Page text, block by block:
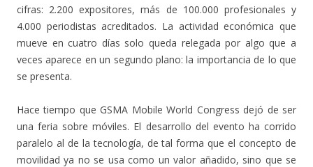
cifras: 2.200 expositores, más de 100.000 profesionales y
4.000 periodistas acreditados. La actividad económica que
mueve en cuatro días solo queda relegada por algo que a
veces aparece en un segundo plano: la importancia de lo que
se presenta.
Hace tiempo que GSMA Mobile World Congress dejó de ser
una feria sobre móviles. El desarrollo del evento ha corrido
paralelo al de la tecnología, de tal forma que el concepto de
movilidad ya no se usa como un valor añadido, sino que se